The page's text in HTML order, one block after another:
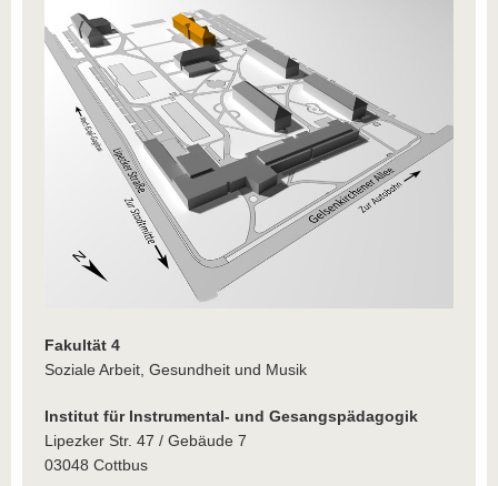
Fakultät 4
Soziale Arbeit, Gesundheit und Musik
Institut für Instrumental- und Gesangspädagogik
Lipezker Str. 47 / Gebäude 7
03048 Cottbus